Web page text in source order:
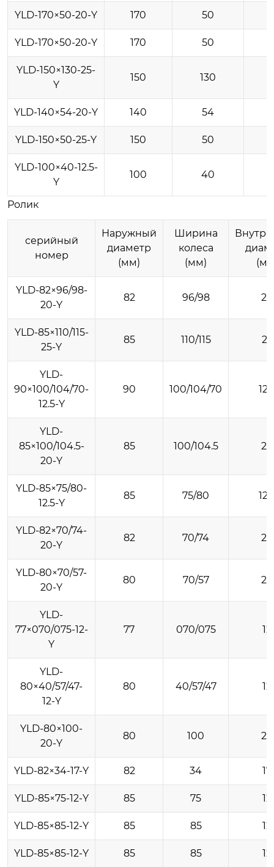
YLD-170×50-20-Y 170 50
YLD-170×50-20-Y 170 50
YLD-150×130-25-
Y
150 130
YLD-140×54-20-Y 140 54
YLD-150×50-25-Y 150 50
YLD-100×40-12.5-
Y
100 40
Ролик
серийный
номер
Наружный
диаметр
(мм)
Ширина
колеса
(мм)
YLD-82×96/98-
20-Y
82 96/98 20
YLD-85×110/115-
25-Y
85 110/115 25
YLD-
90×100/104/70-
12.5-Y
90 100/104/70
YLD-
85×100/104.5-
20-Y
85 100/104.5 20
YLD-85×75/80-
12.5-Y
85 75/80
YLD-82×70/74-
20-Y
82 70/74 20
YLD-80×70/57-
20-Y
80 70/57 20
YLD-
77×070/075-12-
Y
77 070/075 12
YLD-
80×40/57/47-
12-Y
80 40/57/47 12
YLD-80×100-
20-Y
80 100 20
YLD-82×34-17-Y 82 34 17
YLD-85×75-12-Y 85 75 12
YLD-85×85-12-Y 85 85 12
YLD-85×85-12-Y 85 85 12